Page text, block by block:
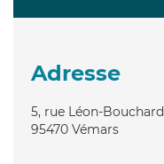
Adresse
5, rue Léon-Bouchard
95470 Vémars